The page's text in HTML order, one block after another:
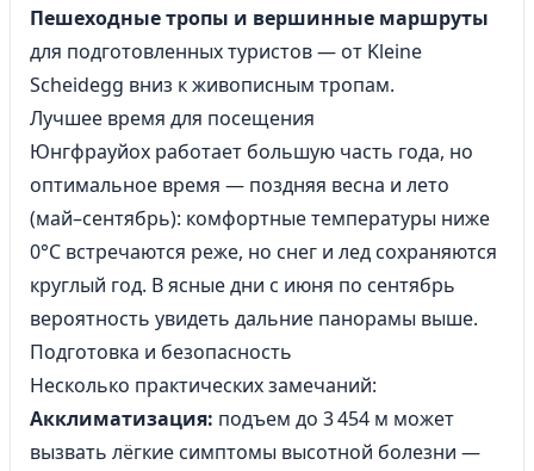
Пешеходные тропы и вершинные маршруты
для подготовленных туристов — от Kleine
Scheidegg вниз к живописным тропам.
Лучшее время для посещения
Юнгфрауйох работает большую часть года, но
оптимальное время — поздняя весна и лето
(май–сентябрь): комфортные температуры ниже
0°C встречаются реже, но снег и лед сохраняются
круглый год. В ясные дни с июня по сентябрь
вероятность увидеть дальние панорамы выше.
Подготовка и безопасность
Несколько практических замечаний:
Акклиматизация: подъем до 3 454 м может
вызвать лёгкие симптомы высотной болезни —